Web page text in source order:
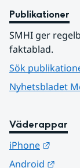
Publikationer
SMHI ger
faktablad.
Sök
Nyhetsbladet
Väderappar
iPhone
Android